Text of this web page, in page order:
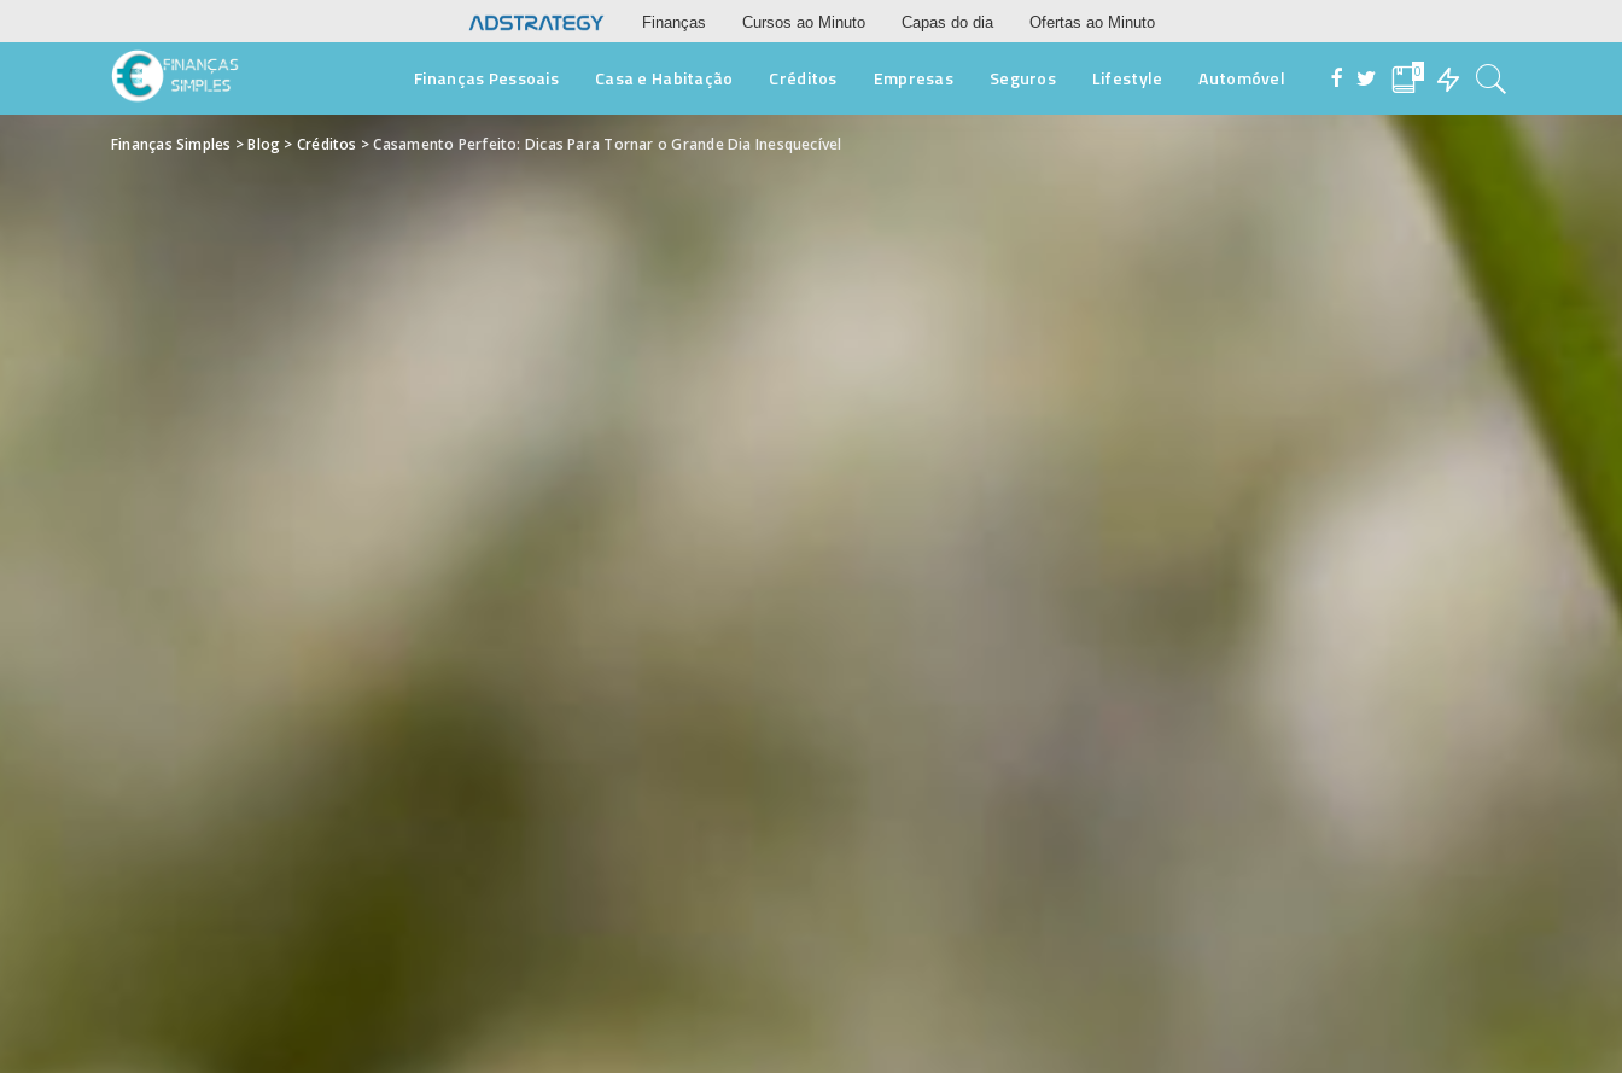
Finanças Cursos ao Minuto Capas do dia Ofertas ao Minuto
Finanças Pessoais Casa e Habitação Créditos Empresas Seguros Lifestyle Automóvel 0
Finanças Simples >Blog > Créditos >Casamento Perfeito: Dicas Para Tornar o Grande Dia Inesquecível